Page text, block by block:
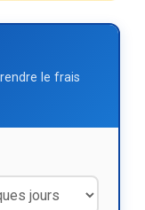
le frais